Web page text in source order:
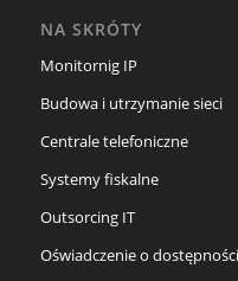
NA SKRÓTY
Monitornig IP
Budowa i utrzymanie sieci
Centrale telefoniczne
Systemy fiskalne
Outsorcing IT
Oświadczenie o dostępności